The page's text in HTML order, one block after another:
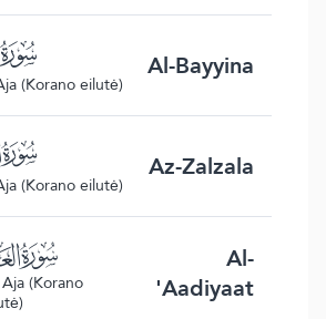
(Korano eilutė) Al-Bayyina
(Korano eilutė) Az-Zalzala
(Korano
Al-
'Aadiyaat